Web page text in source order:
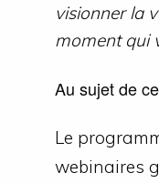
visionner la
moment qui
Au sujet de
Le
webinaires